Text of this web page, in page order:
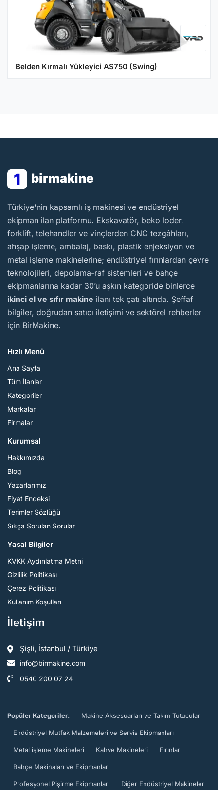
Belden Kırmalı Yükleyici AS750 (Swing)
1 birmakine
BirMakine
Türkiye'nin kapsamlı iş makinesi ve endüstriyel
ekipman ilan platformu. Ekskavatör, beko loder,
forklift, telehandler ve vinçlerden CNC tezgâhları,
ahşap işleme, ambalaj, baskı, plastik enjeksiyon ve
metal işleme makinelerine; endüstriyel fırınlardan çevre
teknolojileri, depolama-raf sistemleri ve bahçe
ekipmanlarına kadar 30’u aşkın kategoride binlerce
ikinci el ve sıfır makine ilanı tek çatı altında. Şeffaf
bilgiler, doğrudan satıcı iletişimi ve sektörel rehberler
için BirMakine.
Hızlı Menü
Ana Sayfa
Tüm İlanlar
Kategoriler
Markalar
Firmalar
Kurumsal
Hakkımızda
Blog
Yazarlarımız
Fiyat Endeksi
Terimler Sözlüğü
Sıkça Sorulan Sorular
Yasal Bilgiler
KVKK Aydınlatma Metni
Gizlilik Politikası
Çerez Politikası
Kullanım Koşulları
İletişim
Şişli, İstanbul / Türkiye
info@birmakine.com
0540 200 07 24
Popüler Kategoriler: Makine Aksesuarları ve Takım Tutucular
Endüstriyel Mutfak Malzemeleri ve Servis Ekipmanları
Metal işleme Makineleri Kahve Makineleri Fırınlar
Bahçe Makinaları ve Ekipmanları
Profesyonel Pişirme Ekipmanları Diğer Endüstriyel Makineler